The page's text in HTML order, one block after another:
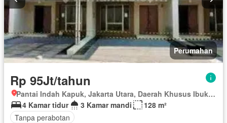
Perumahan
Rp 95Jt/tahun
Pantai Indah Kapuk, Jakarta Utara, Daerah Khusus Ibukota Jakarta
4 Kamar tidur
3 Kamar mandi
128 m²
Tanpa perabotan